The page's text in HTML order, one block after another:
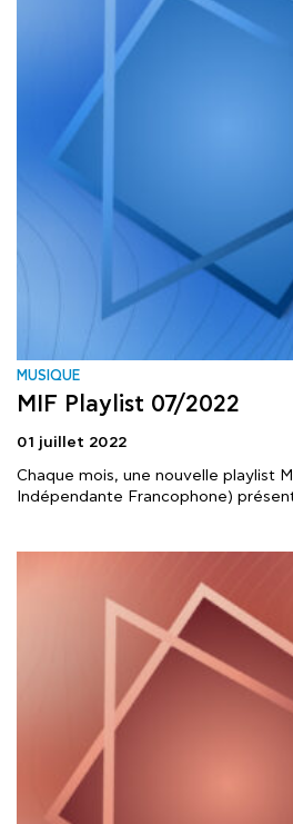
MUSIQUE
MIF Playlist 07/2022
01 juillet 2022
Chaque mois, une nouvelle playlist
Indépendante Francophone)